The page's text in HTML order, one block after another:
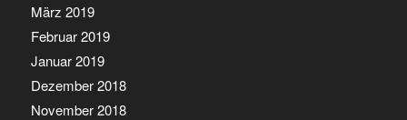
März 2019
Februar 2019
Januar 2019
Dezember 2018
November 2018